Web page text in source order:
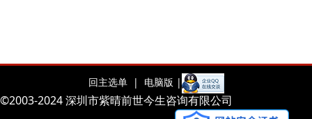
回主选单 | 电脑版 |
©2003-2024 深圳市紫晴前世今生咨询有限公司